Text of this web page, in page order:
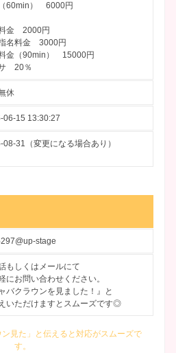
60min） 6000円
金 2000円
名料金 3000円
金（90min） 15000円
20％
休
06-15 13:30:27
08-31（変更になる場合あり）
stage
もしくはメールにて
にお問い合わせください。
ャバクラウンを見ました！』と
いただけますとスムーズです◎
見た」と伝えると対応がスムーズで
す。